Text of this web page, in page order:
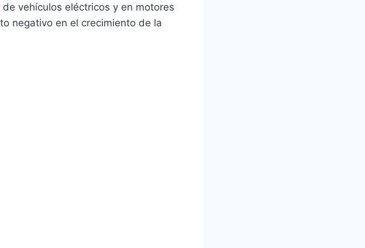
vehículos eléctricos y en motores
negativo en el crecimiento de la